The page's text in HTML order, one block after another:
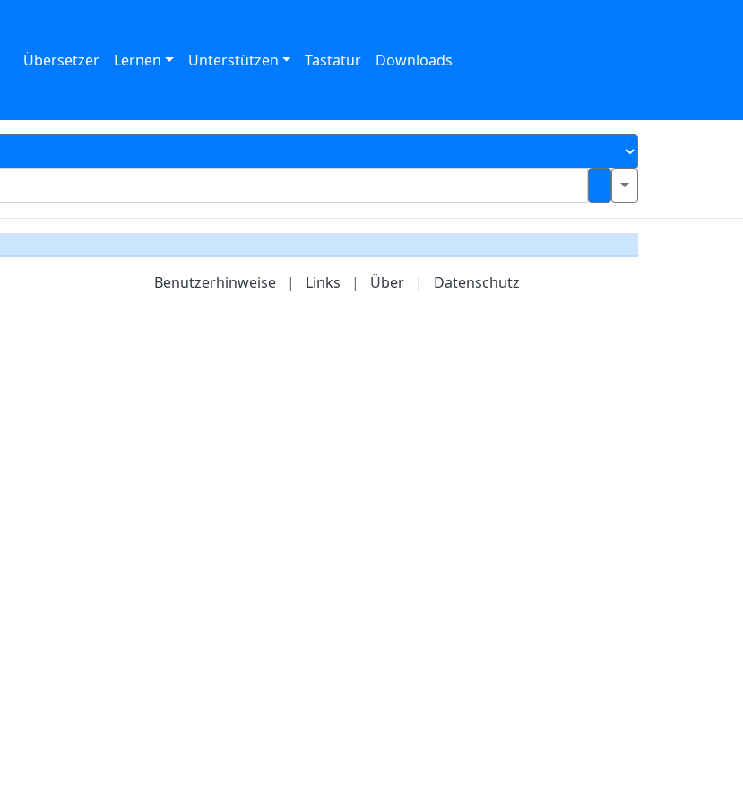
Übersetzer Lernen Unterstützen Tastatur Downloads
Benutzerhinweise | Links | Über | Datenschutz